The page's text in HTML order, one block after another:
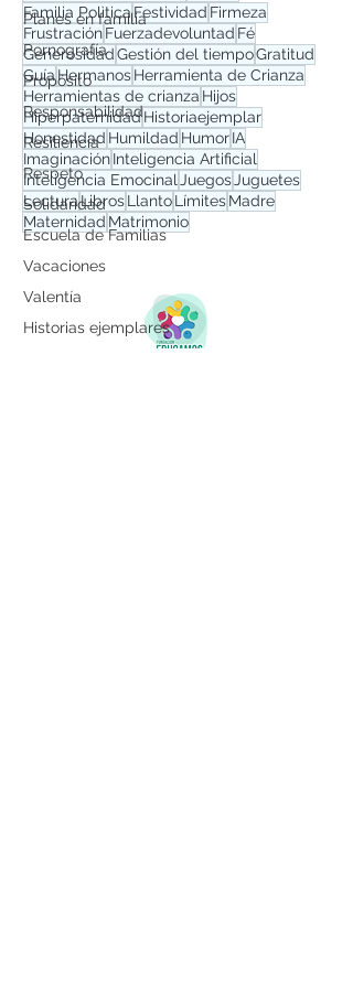
Planes en familia
Pornografía
Propósito
Responsabilidad
Resiliencia
Respeto
Solidaridad
Escuela de Familias
Vacaciones
Valentía
Historias ejemplares
Familia Polìtica Festividad Firmeza
FrustraciónFuerzadevoluntad Fé
GenerosidadGestión del tiempoGratitud
GuíaHermanosHerramienta de Crianza
Herramientas de crianza Hijos
HiperpaternidadHistoriaejemplar
Honestidad Humildad HumorIA
ImaginaciónInteligencia Artificial
Inteligencia Emocinal Juegos Juguetes
LecturaLibrosLlantoLímitesMadre
Maternidad Matrimonio